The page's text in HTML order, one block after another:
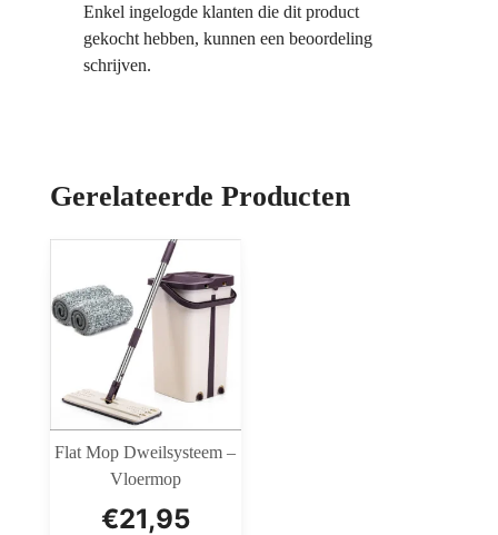
Enkel ingelogde klanten die dit product
gekocht hebben, kunnen een beoordeling
schrijven.
Gerelateerde Producten
Flat Mop Dweilsysteem –
Vloermop
€21,95